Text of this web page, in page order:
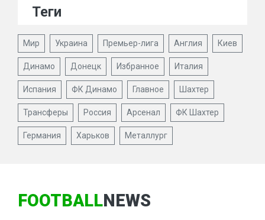
Теги
Мир Украина Премьер-лига Англия Киев
Динамо Донецк Избранное Италия
Испания ФК Динамо Главное Шахтер
Трансферы Россия Арсенал ФК Шахтер
Германия Харьков Металлург
FOOTBALLNEWS